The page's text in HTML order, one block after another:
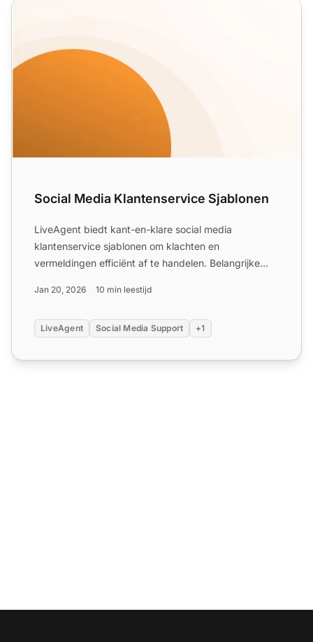
Social Media Klantenservice Sjablonen
Social Media Klantenservice Sjablonen
LiveAgent biedt kant-en-klare social media
klantenservice sjablonen om klachten en
vermeldingen efficiënt af te handelen. Belangrijke
Jan 20, 2026 10 min leestijd
LiveAgent Social Media Support +1